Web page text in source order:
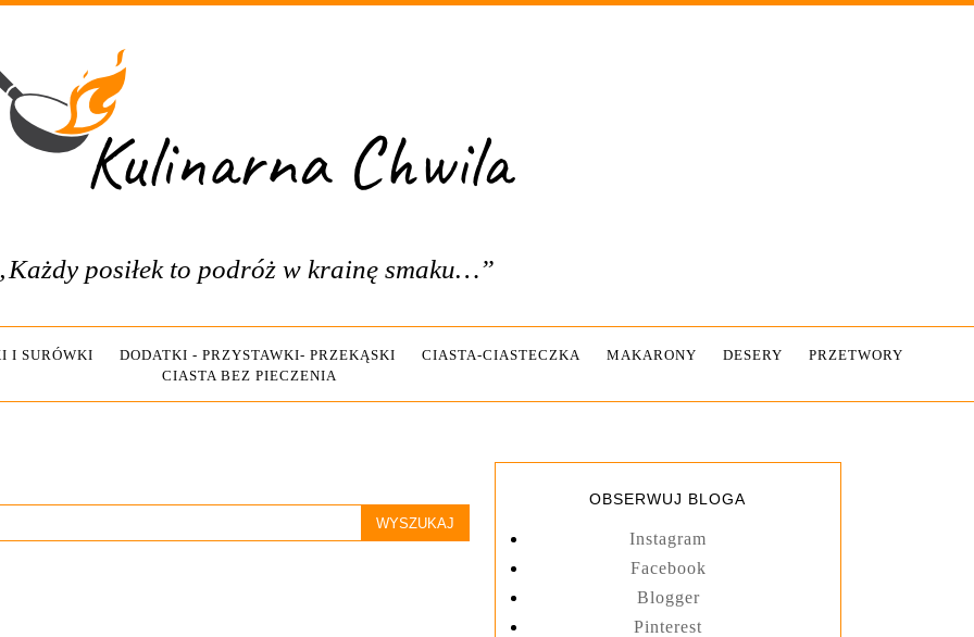
posiłek to podróż w krainę smaku…”
I SURÓWKI DODATKI - PRZYSTAWKI- PRZEKĄSKI CIASTA-CIASTECZKA MAKARONY DESERY
PRZETWORY
CIASTA BEZ PIECZENIA
OBSERWUJ BLOGA
Instagram
Facebook
Blogger
Pinterest